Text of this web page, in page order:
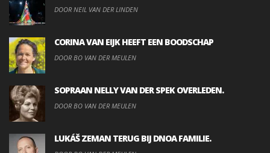
DOOR NEIL VAN DER LINDEN
CORINA VAN EIJK HEEFT EEN BOODSCHAP
DOOR BO VAN DER MEULEN
SOPRAAN NELLY VAN DER SPEK OVERLEDEN.
DOOR BO VAN DER MEULEN
LUKÁŠ ZEMAN TERUG BIJ DNOA FAMILIE.